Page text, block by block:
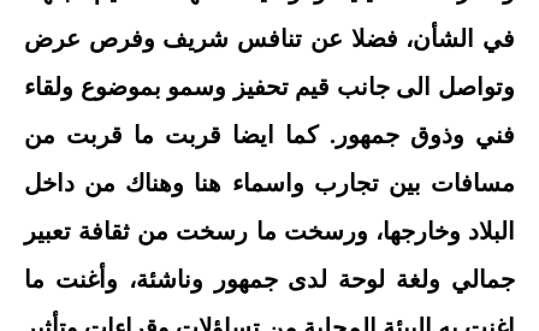
في الشأن، فضلا عن تنافس شريف وفرص عرض
وتواصل الى جانب قيم تحفيز وسمو بموضوع ولقاء
فني وذوق جمهور. كما ايضا قربت ما قربت من
مسافات بين تجارب واسماء هنا وهناك من داخل
البلاد وخارجها، ورسخت ما رسخت من ثقافة تعبير
جمالي ولغة لوحة لدى جمهور وناشئة، وأغنت ما